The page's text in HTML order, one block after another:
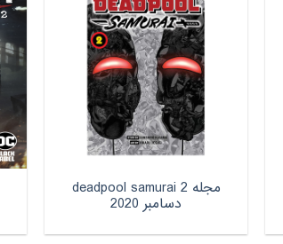
مجله 2 deadpool samurai
دسامبر 2020